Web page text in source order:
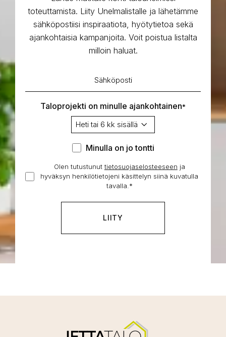
toteuttamista. Liity Unelmalistalle ja lähetämme
sähköpostiisi inspiraatiota, hyötytietoa sekä
ajankohtaisia kampanjoita. Voit poistua listalta
milloin haluat.
Taloprojekti on minulle ajankohtainen*
Minulla
jo
tontti
Minulla on jo tontti
Hyväksyn
henkilötietojeni
*
Olen tutustunut tietosuojaselosteeseen ja
hyväksyn henkilötietojeni käsittelyn siinä kuvatulla
tavalla.*